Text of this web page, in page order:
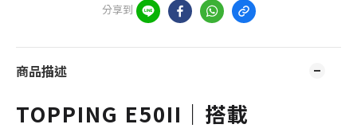
分享到
商品描述
TOPPING E50II｜搭載